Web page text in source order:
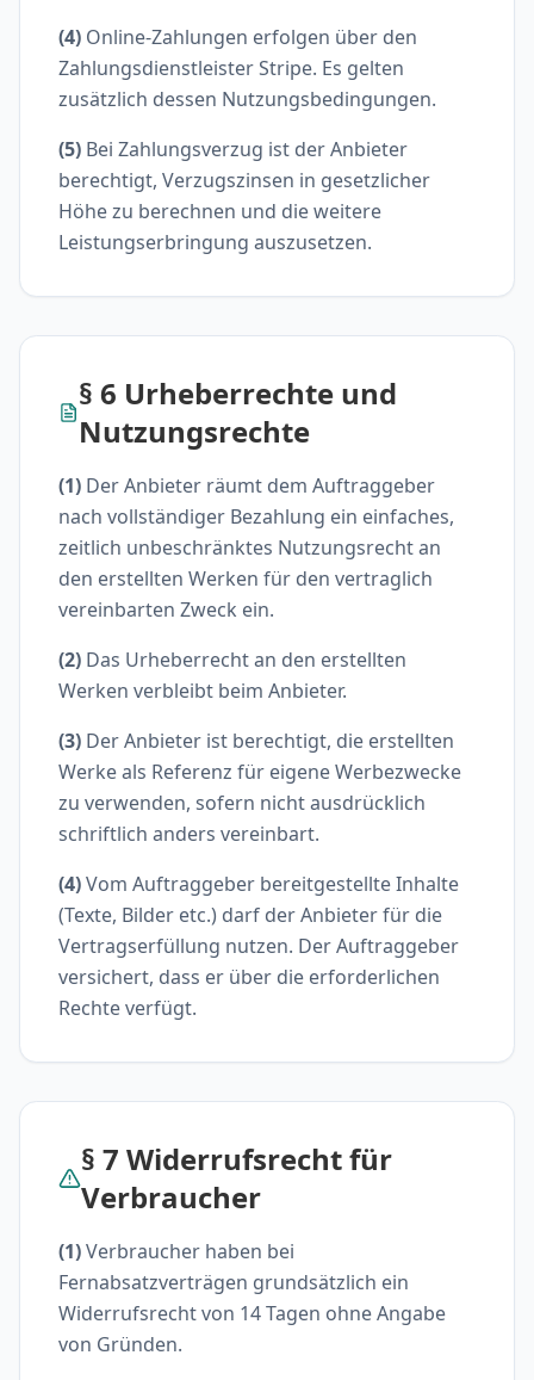
(4) Online-Zahlungen erfolgen über den
Zahlungsdienstleister Stripe. Es gelten
zusätzlich dessen Nutzungsbedingungen.
(5) Bei Zahlungsverzug ist der Anbieter
berechtigt, Verzugszinsen in gesetzlicher
Höhe zu berechnen und die weitere
Leistungserbringung auszusetzen.
§ 6 Urheberrechte und
Nutzungsrechte
(1) Der Anbieter räumt dem Auftraggeber
nach vollständiger Bezahlung ein einfaches,
zeitlich unbeschränktes Nutzungsrecht an
den erstellten Werken für den vertraglich
vereinbarten Zweck ein.
(2) Das Urheberrecht an den erstellten
Werken verbleibt beim Anbieter.
(3) Der Anbieter ist berechtigt, die erstellten
Werke als Referenz für eigene Werbezwecke
zu verwenden, sofern nicht ausdrücklich
schriftlich anders vereinbart.
(4)Vom Auftraggeber bereitgestellte Inhalte
(Texte, Bilder etc.) darf der Anbieter für die
Vertragserfüllung nutzen. Der Auftraggeber
versichert, dass er über die erforderlichen
Rechte verfügt.
§ 7 Widerrufsrecht für
Verbraucher
(1)Verbraucher haben bei
Fernabsatzverträgen grundsätzlich ein
Widerrufsrecht von 14 Tagen ohne Angabe
von Gründen.